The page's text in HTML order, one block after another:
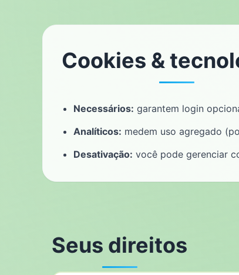
Cookies &
Necessários: garantem login
Analíticos: medem uso agregado
Desativação: você pode gerenciar
Seus direitos